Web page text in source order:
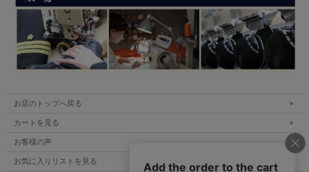
お店のトップへ戻る
カートを見る
お客様の声
お気に入りリストを見る